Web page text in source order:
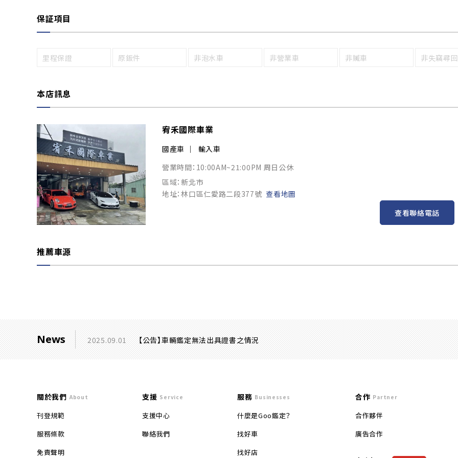
保証項目
里程保證 原鈑件 非泡水車 非營業車 非贓車 非失竊尋
本店訊息
宥禾國際車業
國產車
輸入車
營業時間：10:00AM~21:00PM 周日公休
區域：新北市
地址：林口區仁愛路二段377號 查看地圖
查看聯絡電話
推薦車源
News 2025.09.01 【公告】車輛鑑定無法出具證書之情況
關於我們 About
刊登規範
服務條款
免責聲明
支援 Service
支援中心
聯絡我們
服務 Businesses
什麼是Goo鑑定？
找好車
找好店
合作 Partner
合作夥伴
廣告合作